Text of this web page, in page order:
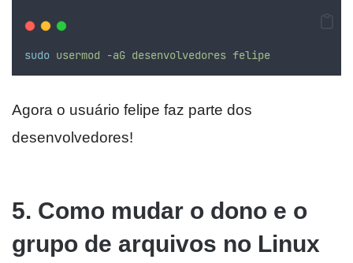
sudo usermod -aG desenvolvedores felipe
Agora o usuário felipe faz parte dos
desenvolvedores!
5. Como mudar o dono e o
grupo de arquivos no Linux